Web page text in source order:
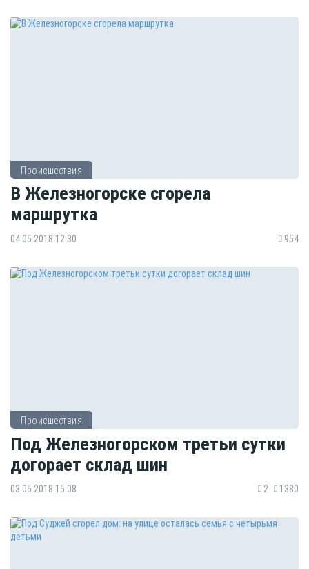
Происшествия
В Железногорске сгорела
маршрутка
04.05.2018 12:30 954
Происшествия
Под Железногорском третьи сутки
догорает склад шин
03.05.2018 15:08 2 1380